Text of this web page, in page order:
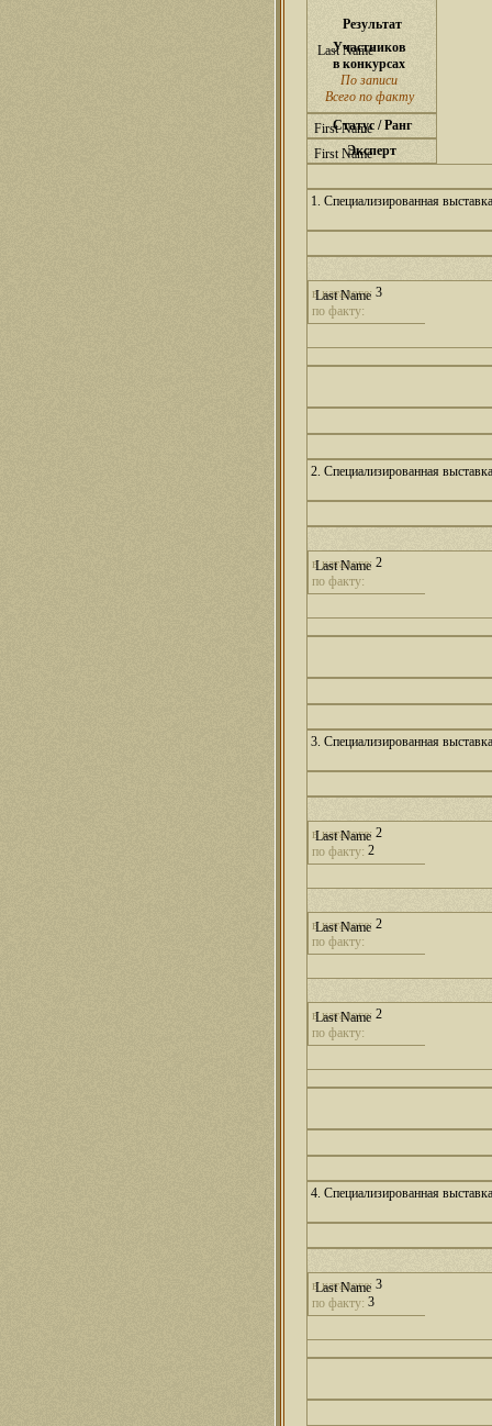
Результат
Участников
в конкурсах
По записи
Всего по факту
Статус / Ранг
Эксперт
1. Специализированная
в каталоге: 3
по факту:
2. Специализированная
в каталоге: 2
по факту:
3. Специализированная
в каталоге: 2
по факту: 2
в каталоге: 2
по факту:
в каталоге: 2
по факту:
4. Специализированная
в каталоге: 3
по факту: 3